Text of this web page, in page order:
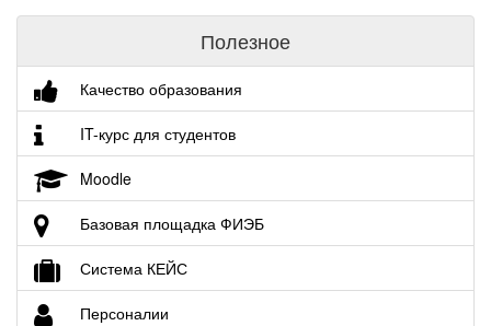
Полезное
Качество образования
IT-курс для студентов
Moodle
Базовая площадка ФИЭБ
Система КЕЙС
Персоналии